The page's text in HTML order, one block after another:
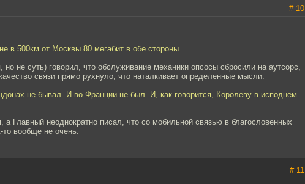
# 10
в 500км от Москвы 80 мегабит в обе стороны.
не суть) говорил, что обслуживание механики опсосы сбросили на аутсорс,
связи прямо рухнуло, что наталкивает определенные мысли.
не бывал. И во Франции не был. И, как говорится, Королеву в исподнем
а Главный неоднократно писал, что со мобильной связью в благословенных
то вообще не очень.
# 11